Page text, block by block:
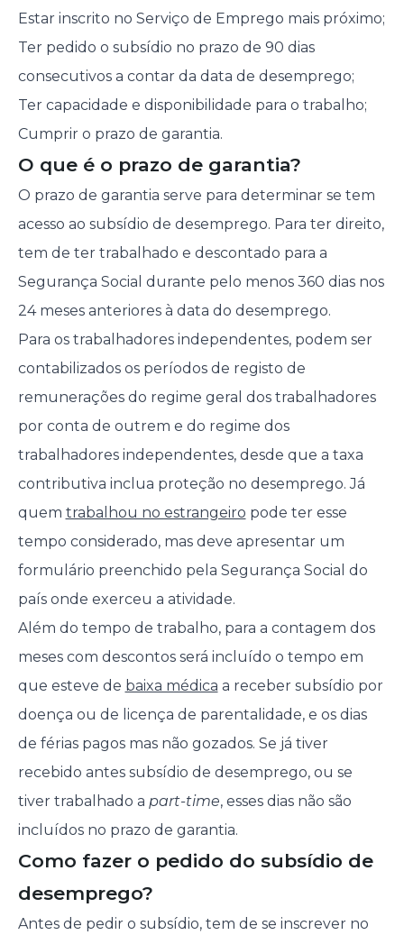
Estar inscrito no Serviço de Emprego mais próximo;
Ter pedido o subsídio no prazo de 90 dias
consecutivos a contar da data de desemprego;
Ter capacidade e disponibilidade para o trabalho;
Cumprir o prazo de garantia.
O que é o prazo de garantia?
O prazo de garantia serve para determinar se tem
acesso ao subsídio de desemprego. Para ter direito,
tem de ter trabalhado e descontado para a
Segurança Social durante pelo menos 360 dias nos
24 meses anteriores à data do desemprego.
Para os trabalhadores independentes, podem ser
contabilizados os períodos de registo de
remunerações do regime geral dos trabalhadores
por conta de outrem e do regime dos
trabalhadores independentes, desde que a taxa
contributiva inclua proteção no desemprego. Já
quem trabalhou no estrangeiro pode ter esse
tempo considerado, mas deve apresentar um
formulário preenchido pela Segurança Social do
país onde exerceu a atividade.
Além do tempo de trabalho, para a contagem dos
meses com descontos será incluído o tempo em
que esteve de baixa médica a receber subsídio por
doença ou de licença de parentalidade, e os dias
de férias pagos mas não gozados. Se já tiver
recebido antes subsídio de desemprego, ou se
tiver trabalhado a part-time, esses dias não são
incluídos no prazo de garantia.
Como fazer o pedido do subsídio de
desemprego?
Antes de pedir o subsídio, tem de se inscrever no